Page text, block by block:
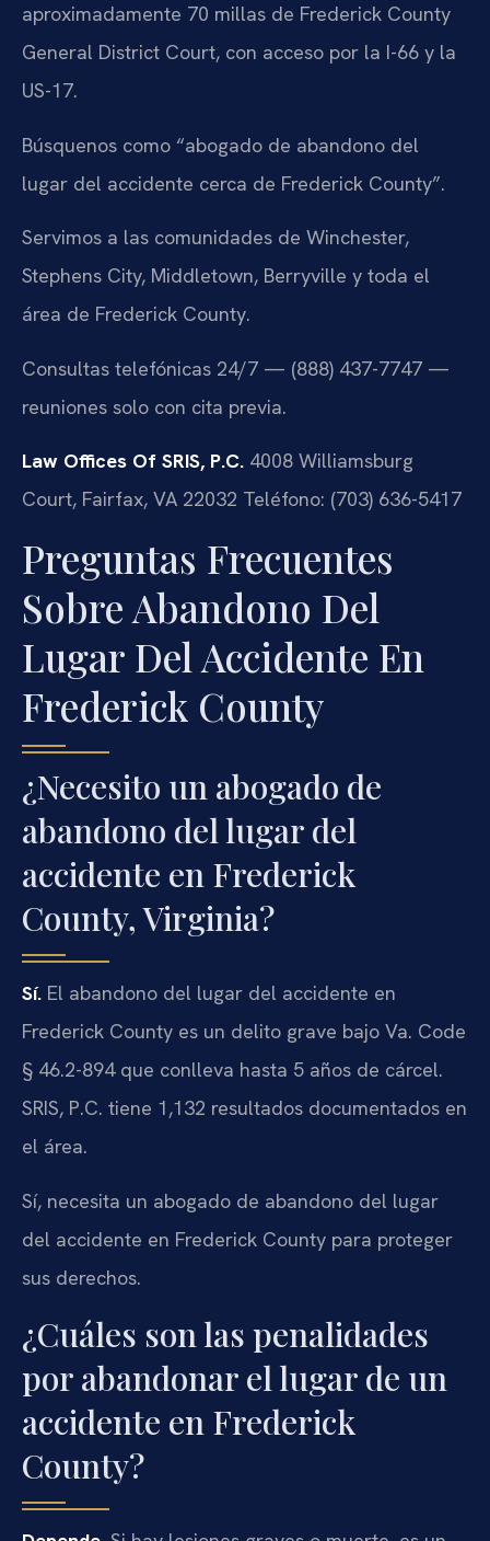
aproximadamente 70 millas de Frederick County
General District Court, con acceso por la I-66 y la
US-17.
Búsquenos como “abogado de abandono del
lugar del accidente cerca de Frederick County”.
Servimos a las comunidades de Winchester,
Stephens City, Middletown, Berryville y toda el
área de Frederick County.
Consultas telefónicas 24/7 — (888) 437-7747 —
reuniones solo con cita previa.
Law Offices Of SRIS, P.C. 4008 Williamsburg
Court, Fairfax, VA 22032 Teléfono: (703) 636-5417
Preguntas Frecuentes
Sobre Abandono Del
Lugar Del Accidente En
Frederick County
¿Necesito un abogado de
abandono del lugar del
accidente en Frederick
County, Virginia?
Sí. El abandono del lugar del accidente en
Frederick County es un delito grave bajo Va. Code
§ 46.2-894 que conlleva hasta 5 años de cárcel.
SRIS, P.C. tiene 1,132 resultados documentados en
el área.
Sí, necesita un abogado de abandono del lugar
del accidente en Frederick County para proteger
sus derechos.
¿Cuáles son las penalidades
por abandonar el lugar de un
accidente en Frederick
County?